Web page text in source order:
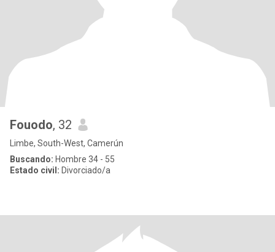
Fouodo, 32
Limbe, South-West, Camerún
Buscando: Hombre 34 - 55
Estado civil: Divorciado/a